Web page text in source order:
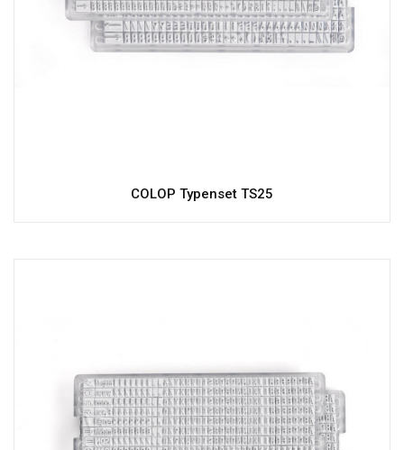
COLOP Typenset TS25